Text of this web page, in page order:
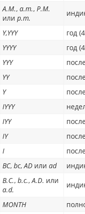
A.M., a.m., P.M.
или p.m.
Y,YYY
год
YYYY
год
YYY
YY
Y
IYYY
IYY
IY
I
BC, bc,AD или ad
B.C., b.c.,A.D. или
a.d.
MONTH